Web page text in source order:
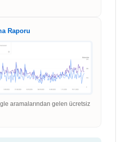
Raporu
aramalarından gelen ücretsiz